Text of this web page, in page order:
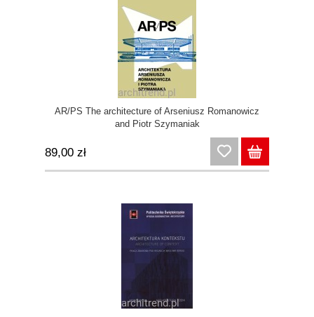
AR/PS The architecture of Arseniusz Romanowicz
and Piotr Szymaniak
89,00 zł